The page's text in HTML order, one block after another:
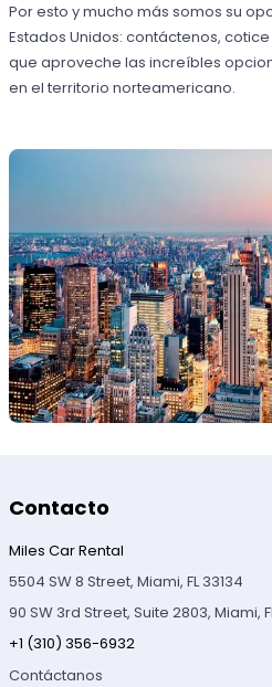
Por esto y mucho más somos su
Estados Unidos: contáctenos,
que aproveche las increíbles
en el territorio norteamericano.
Contacto
Miles Car Rental
5504 SW 8 Street, Miami, FL 33134
90 SW 3rd Street, Suite 2803, Miami,
+1 (310) 356-6932
Contáctanos